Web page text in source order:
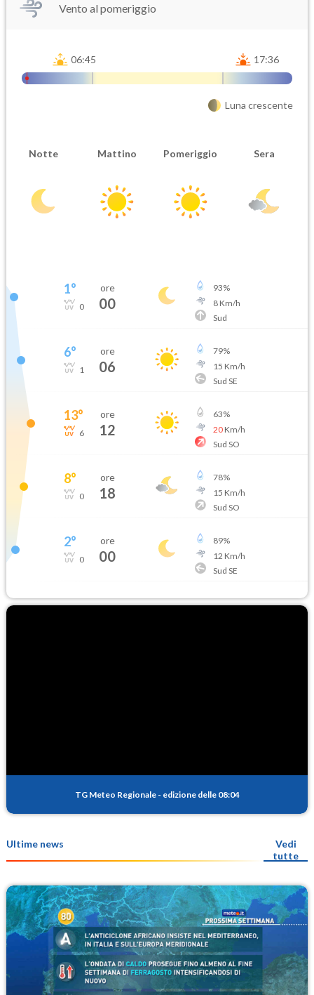
Vento al pomeriggio
06:45 17:36
Luna crescente
Notte Mattino Pomeriggio Sera
1°
0
ore
00
93%
8Km/h
Sud
6°
1
ore
06
79%
15 Km/h
Sud SE
13°
6
ore
12
63%
20Km/h
Sud SO
8°
0
ore
18
78%
15 Km/h
Sud SO
2°
0
ore
00
89%
12 Km/h
Sud SE
TG Meteo Regionale - edizione delle 08:04
Ultime news
Vedi
tutte